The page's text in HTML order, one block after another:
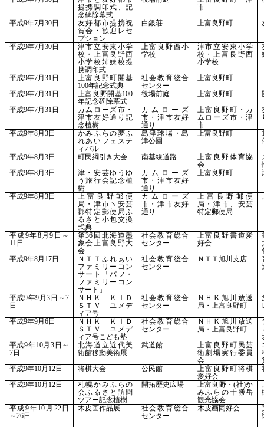
提携調印式、記
念碑除幕式
市
平成9年7月30日
友好都市提携祝
賀会・歓迎レセ
プション
白銀荘 上富良野町
平成9年7月30日
津市立安東小学
校・上富良野西
小学校姉妹校提
携調印式
上富良野西小
学校
津市立安東小学
校・上富良野西
小学校
平成9年7月31日
上富良野町開基
100年記念式典
社会教育総合
センター
上富良野町
平成9年7月31日 上富良野開基100
年記念碑除幕式
役場前庭 上富良野町
平成9年7月31日
カムローズ市・
津市友好通り記
念植樹
カムローズ
市・津市友好
通り
上富良野町・カ
ムローズ市・津
市
平成9年8月3日
かみふらの夢ふ
れあいフェステ
ィバル
島津球場・島
津公園
上富良野町
平成9年8月3日 町民綱引き大会 南基線道路
上富良野体育協
会
平成9年8月3日
津・安芸ゆうゆ
う旅行会記念植
樹
カムローズ
市・津市友好
通り
上富良野町
平成9年8月3日
上富良野郵便
局・津市ヽ安芸
郡特定郵便局ふ
るさと小包交換
式典
カムローズ
市・津市友好
通り
上富良野郵便
局・津市、安芸
特定郵便局
平成9年8月9日～
11日
第36回北海道墨
象会上富良野大
会
社会教育総合
センター
上富良野書道愛
好会
平成9年8月17日
ＮＴＴふれぁい
ファミリーコン
サート「パフ・
ファミリーコン
サート」
社会教育総合
センター
ＮＴＴ旭川支店
平成9年9月3日～7
日
ＮＨＫ ＫＩＤ
ＳＴＶ ユメデ
ィア号
社会教育総合
センター
ＮＨＫ旭川放送
局・上富良野町
平成9年9月6日
ＮＨＫ ＫＩＤ
ＳＴＶ ユメデ
ィア号こども塾
社会教育総合
センター
ＮＨＫ旭川放送
局・上富良野町
平成9年10月3日～
7日
北海道立近代美
術館移動美術展
武道館
上富良野町民芸
術劇場実行委員
会
平成9年10月12日 将棋大会 公民館
上富良野町将棋
愛好会
平成9年10月12日
札幌かみふらの
会ふるさと訪問
ツアー記念植樹
開拓歴史広場 上富良野・(社)か
みふらの十勝岳
観光協会
平成9年10月22日
～26日
木皮画作品展
社会教育総合
センター
木皮画同好会